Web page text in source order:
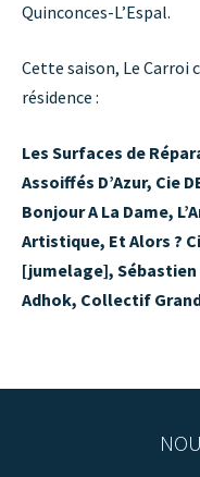
Quinconces-L’Espal.
Cette saison, Le Carroi
résidence :
Les Surfaces de
Assoiffés D’Azur, Cie
Bonjour A La Dame,
Artistique, Et Alors ?
[jumelage],
Adhok, Collectif